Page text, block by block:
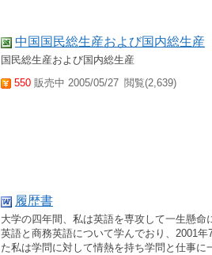
中国国民総生産および国内総生産
国民総生産および国内総生産
550 販売中 2005/05/27 閲覧(2,639)
履歴書
大学の四年間、私は英語を専攻して一生懸
英語と商務英語について学んでおり、2001
た私は学問に対して情熱を持ち学問と仕事